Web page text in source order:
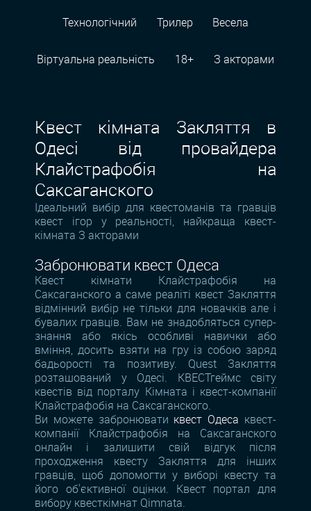
Технологiчний Трилер Весела
Віртуальна реальність 18+ З акторами
Квест кімната Закляття в
Одесі від провайдера
Клайстрафобія на
Саксаганского
Ідеальний вибір для квестоманів та гравців
квест ігор у реальності, найкраща квест-
кімната З акторами
Забронювати квест Одеса
Квест кімнати Клайстрафобія на
Саксаганского а саме реаліті квест Закляття
відмінний вибір не тільки для новачків але і
бувалих гравців. Вам не знадобляться супер-
знання або якісь особливі навички або
вміння, досить взяти на гру із собою заряд
бадьорості та позитиву. Quest Закляття
розташований у Одесі. КВЕСТгеймс світу
квестів від порталу Кімната і квест-компанії
Клайстрафобія на Саксаганского.
Ви можете забронювати квест Одеса квест-
компанії Клайстрафобія на Саксаганского
онлайн і залишити свій відгук після
проходження квесту Закляття для інших
гравців, щоб допомогти у виборі квесту та
його об'єктивної оцінки. Квест портал для
вибору квесткімнат Qimnata.